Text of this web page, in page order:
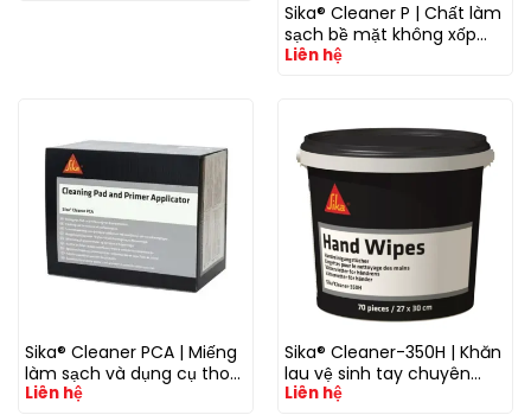
Sika® Cleaner P | Chất làm
sạch bề mặt không xốp
trước khi dán keo và trám
Liên hệ
Sika® Cleaner PCA | Miếng
làm sạch và dụng cụ thoa
primer cho kính, ceramic
Liên hệ
Sika® Cleaner-350H | Khăn
lau vệ sinh tay chuyên
dụng loại bỏ keo, dầu mỡ
Liên hệ